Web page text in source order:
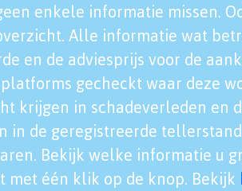
enkele informatie missen.
Alle informatie wat
en de adviesprijs voor de
gecheckt waar deze
krijgen in schadeverleden en
in de geregistreerde
Bekijk welke informatie u
één klik op de knop. Bekijk